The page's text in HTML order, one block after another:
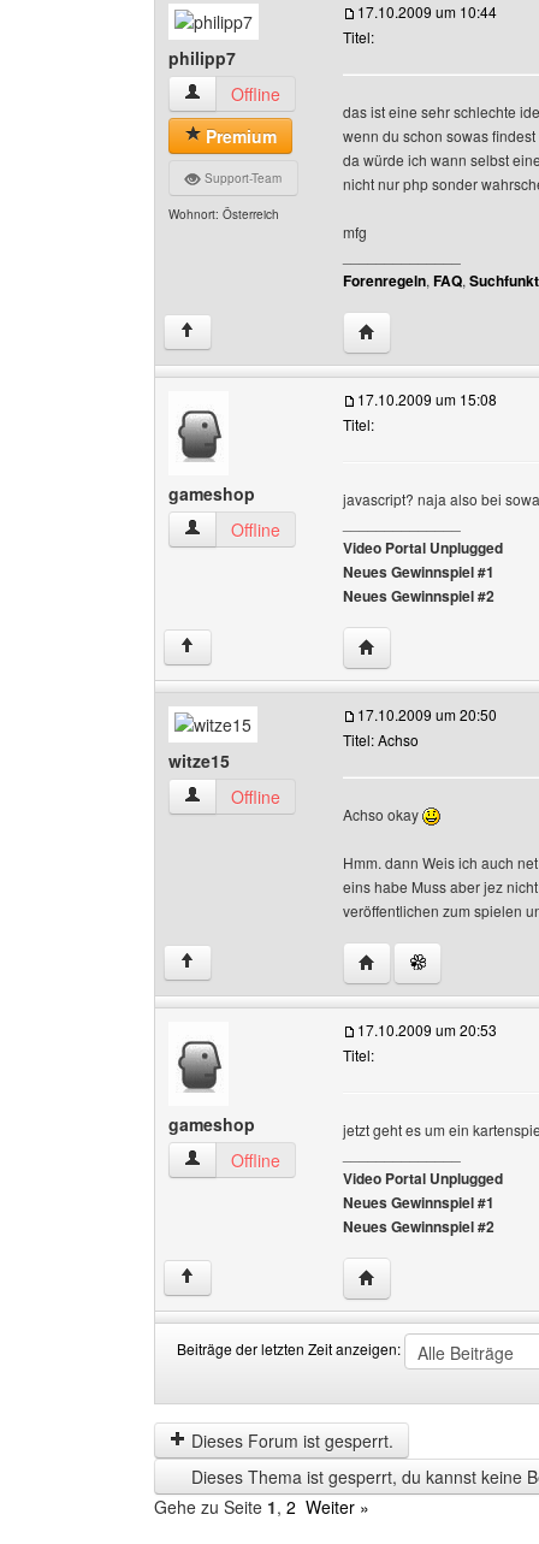
philipp7
philipp7 Benutzer-Profile anzeigen
Offline
Premium
Support-Team
Wohnort: Österreich
17.10.2009 um 10:44
Titel:
das ist eine sehr schlechte
wenn du schon sowas
da würde ich wann selbst
nicht nur php sonder
mfg
Forenregeln, FAQ,
↑ Website dieses
gameshop
gameshop Benutzer-Profile anzeigen
Offline
17.10.2009 um 15:08
Titel:
javascript? naja also bei
Video Portal Unplugged
Neues Gewinnspiel #1
Neues Gewinnspiel #2
↑ Website dieses
witze15
witze15 Benutzer-Profile anzeigen
Offline
17.10.2009 um 20:50
Titel: Achso
Achso okay
Hmm. dann Weis ich auch
eins habe Muss aber jez
veröffentlichen zum spielen
↑ Website dieses
gameshop
gameshop Benutzer-Profile anzeigen
Offline
17.10.2009 um 20:53
Titel:
jetzt geht es um ein
Video Portal Unplugged
Neues Gewinnspiel #1
Neues Gewinnspiel #2
↑ Website dieses
Beiträge der letzten Zeit anzeigen:
der
letzten
Zeit
anzeigen
by
Dieses Forum ist gesperrt.
Dieses Thema ist gesperrt, du kannst keine
Gehe zu Seite 1, 2 Weiter »